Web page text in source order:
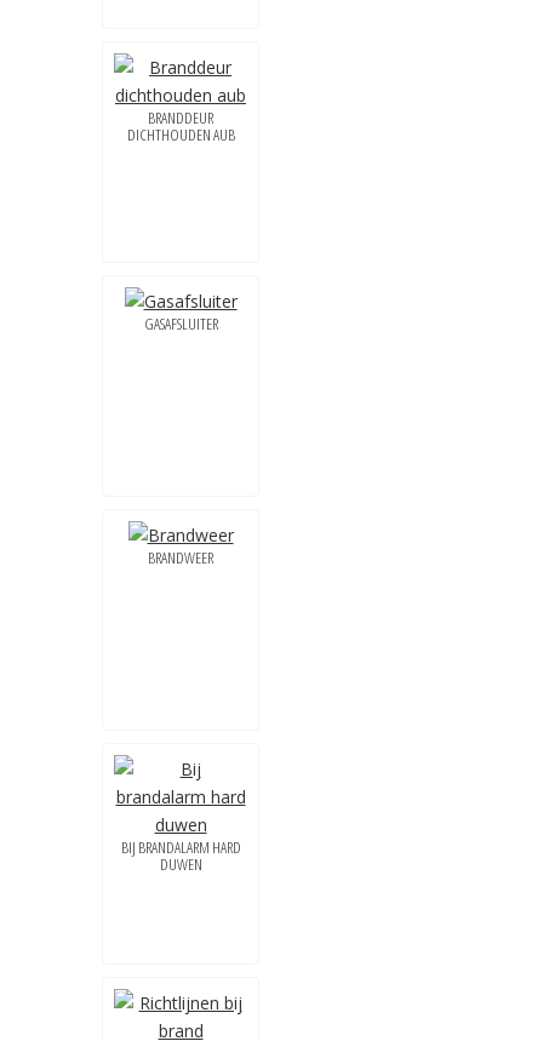
BRANDDEUR
DICHTHOUDEN AUB
GASAFSLUITER
BRANDWEER
BIJ BRANDALARM HARD
DUWEN